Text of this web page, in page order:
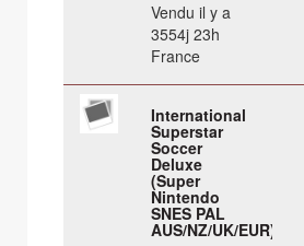
Vendu il y a
3554j 23h
France
International
Superstar
Soccer
Deluxe
(Super
Nintendo
SNES PAL
AUS/NZ/UK/EUR)